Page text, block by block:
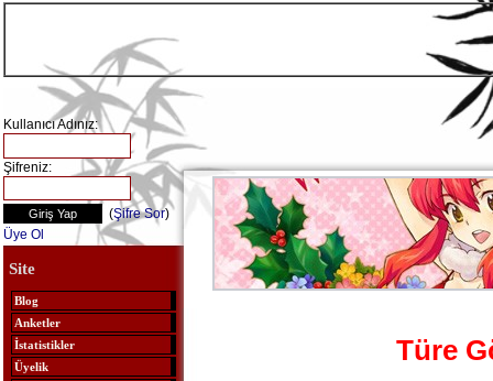
Kullanıcı Adınız:
Şifreniz:
(Şifre Sor)
Üye Ol
Site
Blog
Anketler
İstatistikler
Üyelik
Türe